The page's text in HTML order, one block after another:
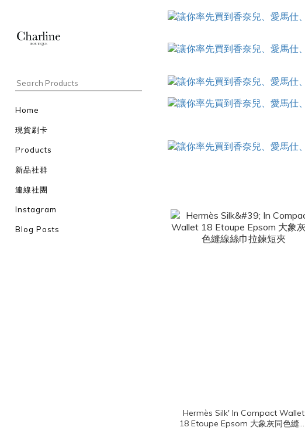
Home
現貨刷卡
Products
新品社群
連線社團
Instagram
Blog Posts
Hermès Silk' In Compact Wallet
18 Etoupe Epsom 大象灰同色縫線